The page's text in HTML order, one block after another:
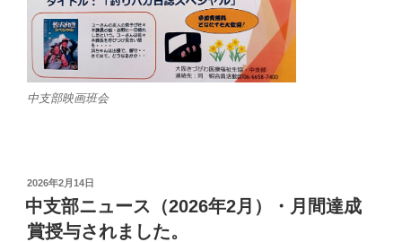
中支部映画班会
投
稿
日:
2026年2月14日
中支部ニュース（2026年2月）・月間達成
賞授与されました。